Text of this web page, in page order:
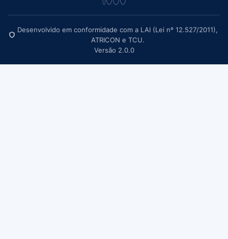
Desenvolvido em conformidade com a LAI (Lei nº 12.527/2011),
ATRICON e TCU.
Versão 2.0.0